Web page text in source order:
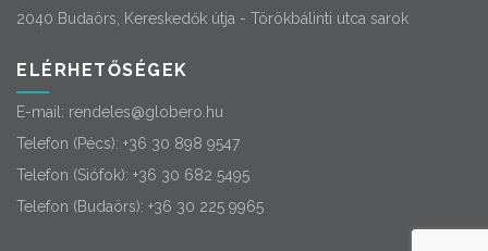
2040 Budaörs, Kereskedők útja - Törökbálinti utca sarok
ELÉRHETŐSÉGEK
E-mail: rendeles@globero.hu
Telefon (Pécs): +36 30 898 9547
Telefon (Siófok): +36 30 682 5495
Telefon (Budaörs): +36 30 225 9965